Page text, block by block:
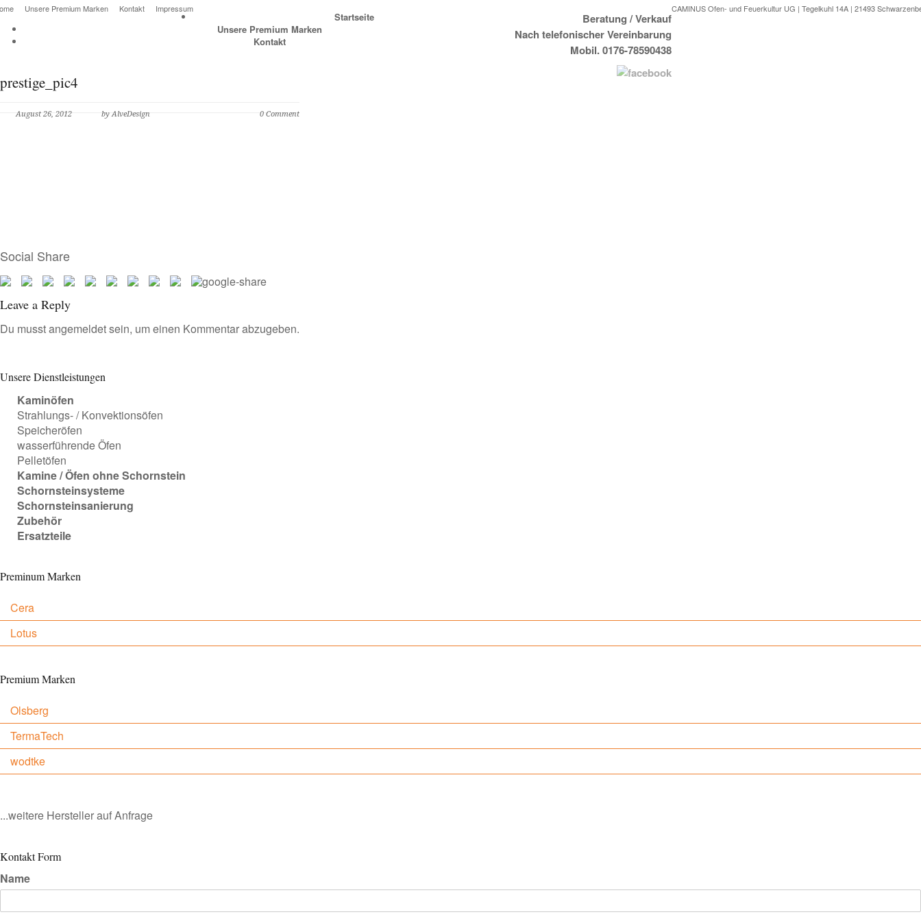
Unsere Premium Marken Kontakt Impressum CAMINUS Ofen- und Feuerkultur UG | Tegelkuhl 14A | 21493
Beratung / Verkauf
Nach telefonischer Vereinbarung
Mobil. 0176-78590438
Startseite
Unsere Premium Marken
Kontakt
prestige_pic4
August 26, 2012 by AlveDesign 0 Comment
Social Share
Leave a Reply
Du musstangemeldetsein, um einen Kommentar abzugeben.
Unsere Dienstleistungen
Kaminöfen
Strahlungs- / Konvektionsöfen
Speicheröfen
wasserführende Öfen
Pelletöfen
Kamine / Öfen ohne Schornstein
Schornsteinsysteme
Schornsteinsanierung
Zubehör
Ersatzteile
Preminum Marken
Cera
Lotus
Premium Marken
Olsberg
TermaTech
wodtke
...weitere Hersteller auf Anfrage
Kontakt Form
Name